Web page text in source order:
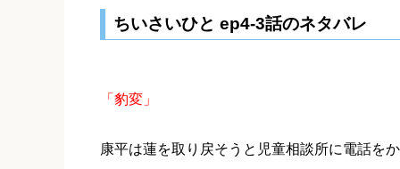
ちいさいひと ep4-3話のネタバレ
「豹変」
康平は蓮を取り戻そうと児童相談所に電話を